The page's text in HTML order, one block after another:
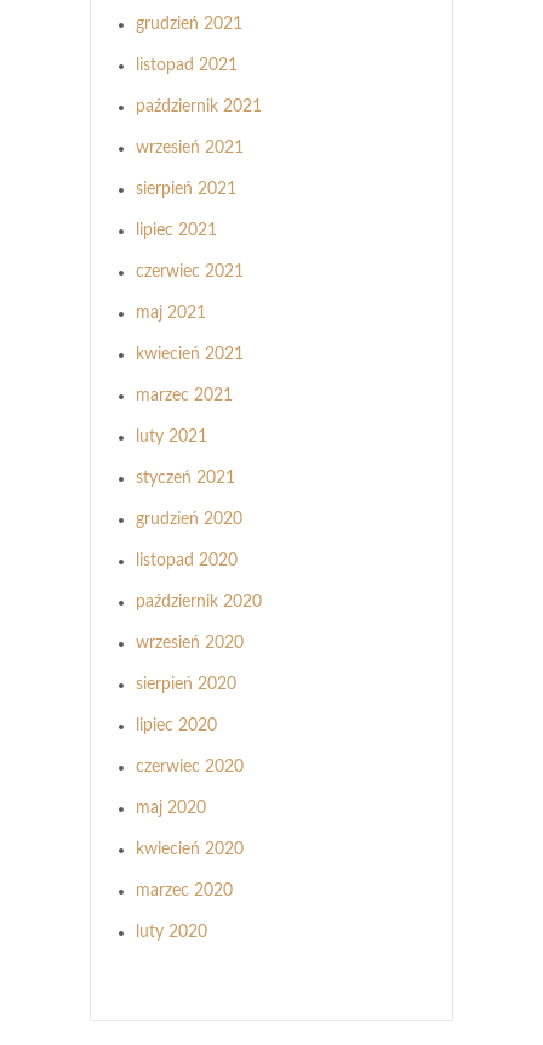
grudzień 2021
listopad 2021
październik 2021
wrzesień 2021
sierpień 2021
lipiec 2021
czerwiec 2021
maj 2021
kwiecień 2021
marzec 2021
luty 2021
styczeń 2021
grudzień 2020
listopad 2020
październik 2020
wrzesień 2020
sierpień 2020
lipiec 2020
czerwiec 2020
maj 2020
kwiecień 2020
marzec 2020
luty 2020